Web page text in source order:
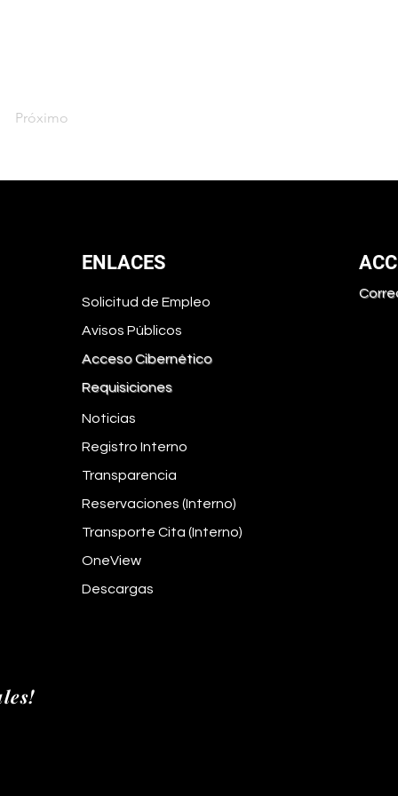
Próximo
ENLACES
Solicitud de Empleo
Avisos Públicos
Acceso Cibernético
Requisiciones
Noticias
Registro Interno
Transparencia
Reservaciones (Interno)
Transporte Cita (Interno)
OneView
Descargas